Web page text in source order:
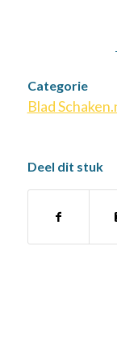
Categorie
Blad
Deel dit stuk